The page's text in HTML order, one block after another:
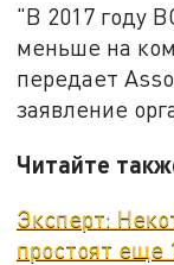
"В 2017 году
меньше на
передает
заявление
Читайте
Эксперт:
простоят еще